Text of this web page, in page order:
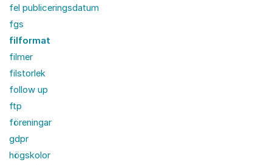
fel publiceringsdatum
fgs
filformat
filmer
filstorlek
follow up
ftp
föreningar
gdpr
högskolor